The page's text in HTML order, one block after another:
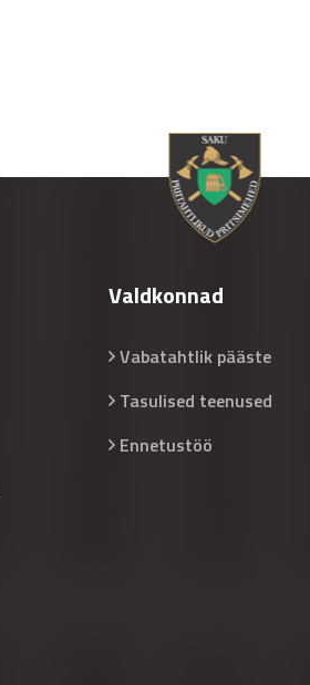
Valdkonnad
Vabatahtlik pääste
Tasulised teenused
Ennetustöö